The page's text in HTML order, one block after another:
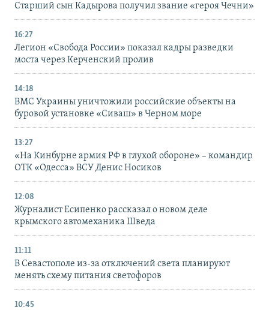
Старший сын Кадырова получил звание «героя Чечни»
16:27
Легион «Свобода России» показал кадры разведки
моста через Керченский пролив
14:18
ВМС Украины уничтожили российские объекты на
буровой установке «Сиваш» в Черном море
13:27
«На Кинбурне армия РФ в глухой обороне» – командир
ОТК «Одесса» ВСУ Денис Носиков
12:08
Журналист Есипенко рассказал о новом деле
крымского автомеханика Шведа
11:11
В Севастополе из-за отключений света планируют
менять схему питания светофоров
10:45